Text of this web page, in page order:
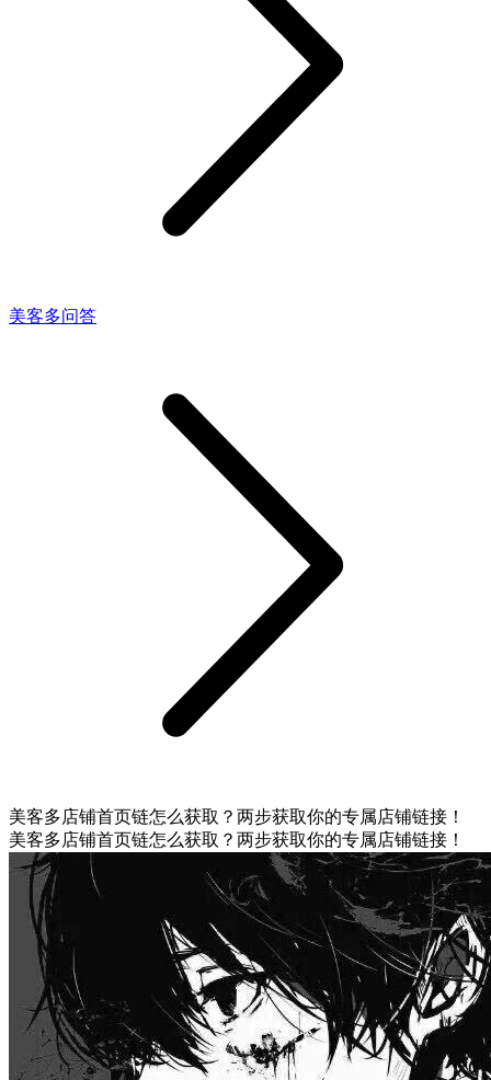
美客多问答
美客多店铺首页链怎么获取？两步获取你的专属店铺链接！
美客多店铺首页链怎么获取？两步获取你的专属店铺链接！